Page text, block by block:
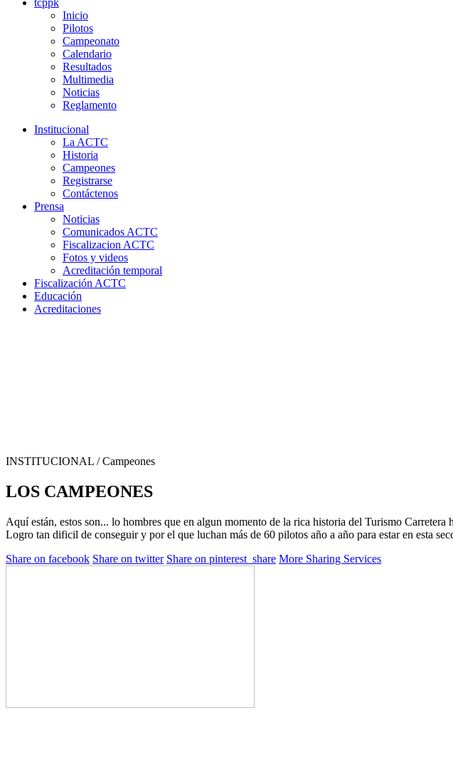
tcppk
Inicio
Pilotos
Campeonato
Calendario
Resultados
Multimedia
Noticias
Reglamento
Institucional
La ACTC
Historia
Campeones
Registrarse
Contáctenos
Prensa
Noticias
Comunicados ACTC
Fiscalizacion ACTC
Fotos y videos
Acreditación temporal
Fiscalización ACTC
Educación
Acreditaciones
INSTITUCIONAL / Campeones
LOS CAMPEONES
Aquí están, estos son... lo hombres que en algun momento de la rica historia del Turismo
Logro tan dificil de conseguir y por el que luchan más de 60 pilotos año a año para estar en esta
Share on facebook Share on twitter Share on pinterest_share More Sharing Services